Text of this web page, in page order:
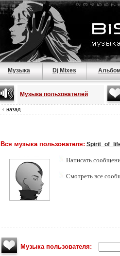
Музыка Dj Mixes
Музыка пользователей
назад
Вся музыка пользователя:
Написать
Смотреть все
Музыка пользователя: